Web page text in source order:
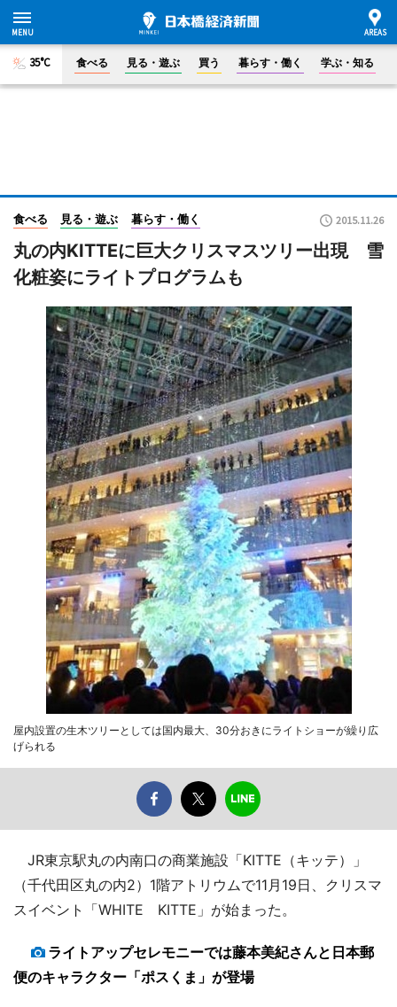
35°C 食べる 見る・遊ぶ 買う 暮らす・働く 学ぶ・知る
食べる 見る・遊ぶ 暮らす・働く 2015.11.26
丸の内KITTEに巨大クリスマスツリー出現 雪
化粧姿にライトプログラムも
屋内設置の生木ツリーとしては国内最大、30分おきにライトショーが繰り広
げられる
JR東京駅丸の内南口の商業施設「KITTE（キッテ）」
（千代田区丸の内2）1階アトリウムで11月19日、クリスマ
スイベント「WHITE KITTE」が始まった。
ライトアップセレモニーでは藤本美紀さんと日本郵
便のキャラクター「ポスくま」が登場